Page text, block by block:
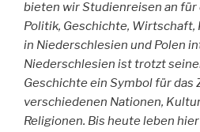
bieten wir Studienreisen an
Politik, Geschichte,
in Niederschlesien und Polen
Niederschlesien ist trotzt
Geschichte ein Symbol für das
verschiedenen Nationen,
Religionen. Bis heute leben